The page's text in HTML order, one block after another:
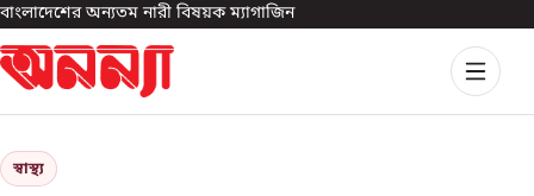
বাংলাদেশের অন্যতম নারী বিষয়ক ম্যাগাজিন
স্বাস্থ্য